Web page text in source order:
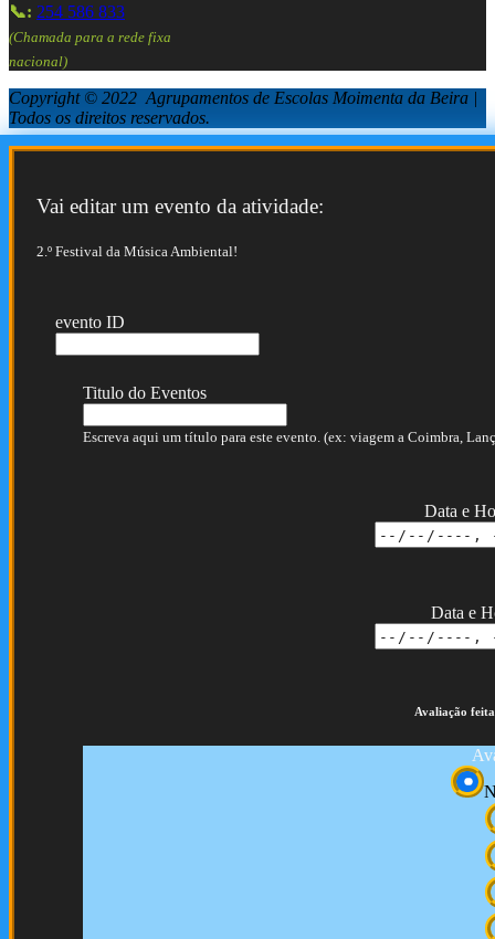
📞: 254 586 833
(Chamada para a rede fixa
nacional)
Copyright © 2022 Agrupamentos de Escolas Moimenta da Beira |
Todos os direitos reservados.
Vai editar um evento da atividade:
2.º Festival da Música Ambiental!
evento ID
Titulo do Eventos
Escreva aqui um título para este evento. (ex: viagem a Coimbra,
Data e
Data e
Avaliação